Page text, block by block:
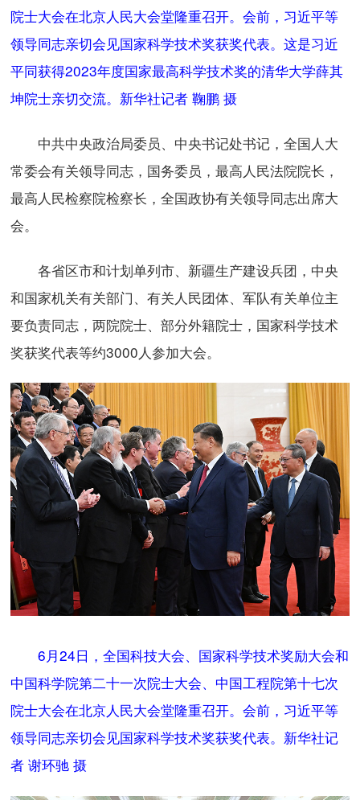
院士大会在北京人民大会堂隆重召开。会前，习近平等
领导同志亲切会见国家科学技术奖获奖代表。这是习近
平同获得2023年度国家最高科学技术奖的清华大学薛其
坤院士亲切交流。新华社记者 鞠鹏 摄
中共中央政治局委员、中央书记处书记，全国人大
常委会有关领导同志，国务委员，最高人民法院院长，
最高人民检察院检察长，全国政协有关领导同志出席大
会。
各省区市和计划单列市、新疆生产建设兵团，中央
和国家机关有关部门、有关人民团体、军队有关单位主
要负责同志，两院院士、部分外籍院士，国家科学技术
奖获奖代表等约3000人参加大会。
6月24日，全国科技大会、国家科学技术奖励大会和
中国科学院第二十一次院士大会、中国工程院第十七次
院士大会在北京人民大会堂隆重召开。会前，习近平等
领导同志亲切会见国家科学技术奖获奖代表。新华社记
者 谢环驰 摄